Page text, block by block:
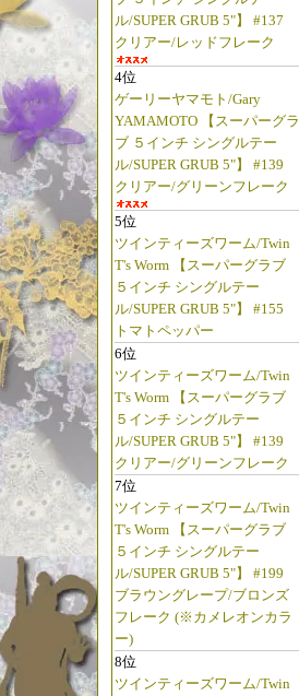
ル/SUPER GRUB 5"】 #137
クリアー/レッドフレーク
4位
ゲーリーヤマモト/Gary
YAMAMOTO 【スーパーグラ
ブ ５インチ シングルテー
ル/SUPER GRUB 5"】 #139
クリアー/グリーンフレーク
5位
ツインティーズワーム/Twin
T's Worm 【スーパーグラブ
５インチ シングルテー
ル/SUPER GRUB 5"】 #155
トマトペッパー
6位
ツインティーズワーム/Twin
T's Worm 【スーパーグラブ
５インチ シングルテー
ル/SUPER GRUB 5"】 #139
クリアー/グリーンフレーク
7位
ツインティーズワーム/Twin
T's Worm 【スーパーグラブ
５インチ シングルテー
ル/SUPER GRUB 5"】 #199
ブラウングレープ/ブロンズ
フレーク (※カメレオンカラ
ー)
8位
ツインティーズワーム/Twin